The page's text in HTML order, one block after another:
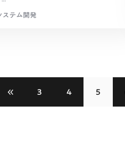
ステム開発
3 4 5